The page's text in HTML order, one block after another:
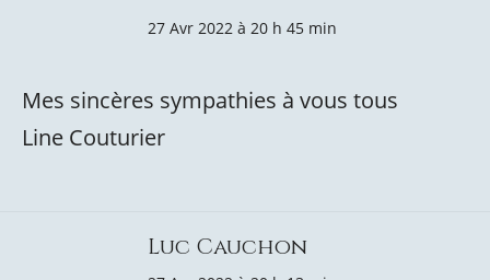
27 Avr 2022 à 20 h 45 min
Mes sincères sympathies à vous tous
Line Couturier
Luc Cauchon